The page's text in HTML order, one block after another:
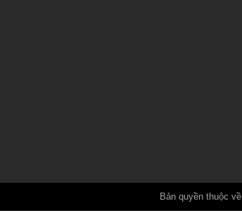
Bản quyền thuộc về